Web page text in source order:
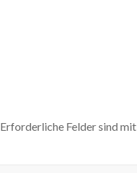
Erforderliche Felder sind mit